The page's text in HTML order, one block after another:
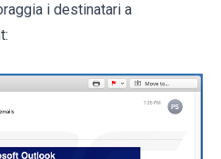
i destinatari a